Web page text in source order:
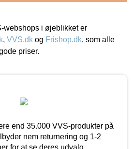
webshops i øjeblikket er
, VVS.dk og Frishop.dk, som alle
priser.
end 35.000 VVS-produkter på
nem returnering og 1-2
for at se deres udvalg.